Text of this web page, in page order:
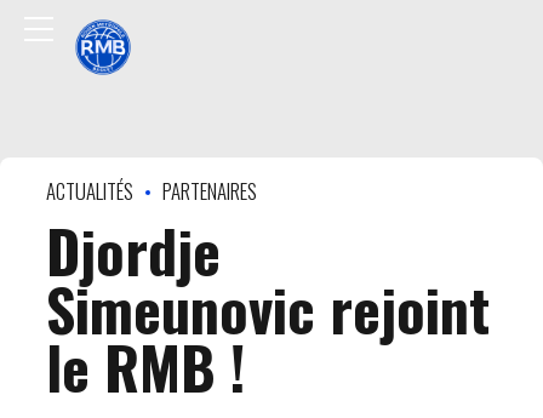
ACTUALITÉS PARTENAIRES
Djordje
Simeunovic rejoint
le RMB !